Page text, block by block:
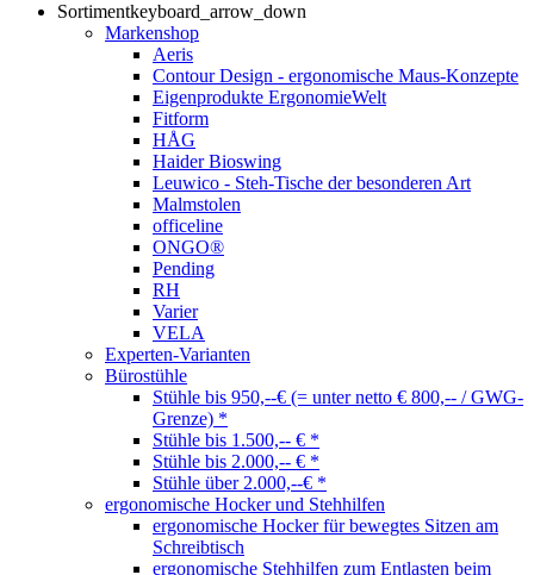
Sortimentkeyboard_arrow_down
Markenshop
Aeris
Contour Design - ergonomische Maus-Konzepte
Eigenprodukte ErgonomieWelt
Fitform
HÅG
Haider Bioswing
Leuwico - Steh-Tische der besonderen Art
Malmstolen
officeline
ONGO®
Pending
RH
Varier
VELA
Experten-Varianten
Bürostühle
Stühle bis 950,--€ (= unter netto € 800,-- / GWG-
Grenze) *
Stühle bis 1.500,-- € *
Stühle bis 2.000,-- € *
Stühle über 2.000,--€ *
ergonomische Hocker und Stehhilfen
ergonomische Hocker für bewegtes Sitzen am
Schreibtisch
ergonomische Stehhilfen zum Entlasten beim